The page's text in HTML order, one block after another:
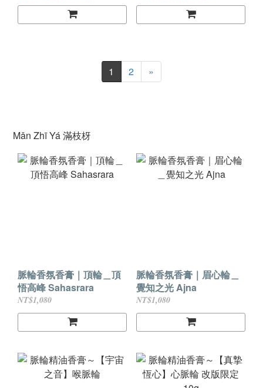
1 2 »
Mǎn Zhī Yá 滿枝枒
脈輪香氛香膏｜頂輪＿頂
悟高峰 Sahasrara
NT$1,080
脈輪香氛香膏｜眉心輪＿
覺知之光 Ajna
NT$1,080